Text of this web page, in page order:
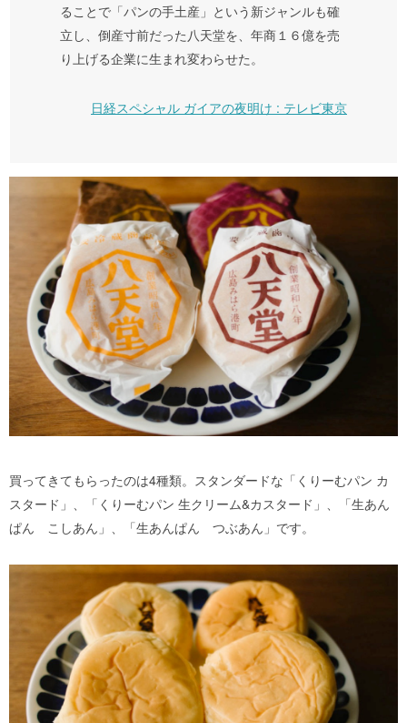
ることで「パンの手土産」という新ジャンルも確
立し、倒産寸前だった八天堂を、年商１６億を売
り上げる企業に生まれ変わらせた。
日経スペシャル ガイアの夜明け : テレビ東京
買ってきてもらったのは4種類。スタンダードな「くりーむパン カ
スタード」、「くりーむパン 生クリーム&カスタード」、「生あん
ぱん こしあん」、「生あんぱん つぶあん」です。